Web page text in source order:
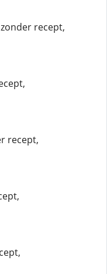
recept,
recept,